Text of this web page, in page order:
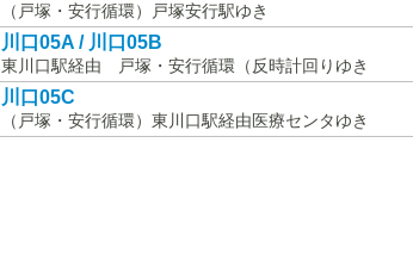
（戸塚・安行循環）戸塚安行駅ゆき
川口05A / 川口05B
東川口駅経由 戸塚・安行循環（反時計回りゆき
川口05C
（戸塚・安行循環）東川口駅経由医療センタゆき